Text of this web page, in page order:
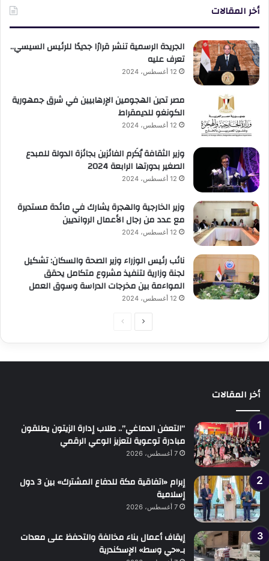
أخر المقالات
الجريدة الرسمية تنشر قرارًا جديدًا للرئيس السيسي..
تعرف عليه
12 أغسطس، 2024
مصر تدين الهجومين الإرهابيين في شرق جمهورية
الكونغو للديمقراط
12 أغسطس، 2024
وزير الثقافة يُكَرم الفائزين بجائزة الدولة للمبدع
الصغير بدورتها الرابعة 2024
12 أغسطس، 2024
وزير الخارجية والهجرة يشارك في مائدة مستديرة
مع عدد من رجال الأعمال الروانديين
12 أغسطس، 2024
نائب رئيس الوزراء وزير الصحة والسكان: تشكيل
لجنة وزارية لتنفيذ مشروع متكامل يحقق
المواءمة بين مخرجات الدراسة وسوق العمل
12 أغسطس، 2024
الصفحةالصفحة
أخر المقالات
“التعفن الدماغي”.. طلاب إدارة الزيتون يطلقون
مبادرة توعوية لتعزيز الوعي الرقمي
7 أغسطس، 2026
إبرام «اتفاقية مكة للدفاع المشترك» بين 3 دول
إسلامية
7 أغسطس، 2026
إيقاف أعمال بناء مخالفة والتحفظ على معدات
بـ«حي وسط» الإسكندرية